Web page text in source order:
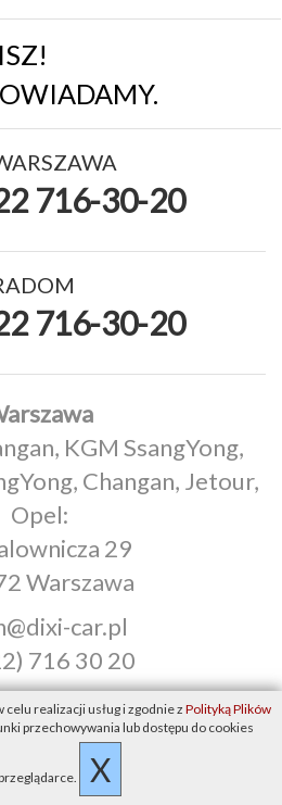
716-30-20
716-30-20
KGM SsangYong,
Changan, Jetour,
Opel:
29
Warszawa
car.pl
716 30 20
Radom
360 98 26
Radom zapraszamy
realizacji usług i zgodnie z Polityką Plików
przechowywania lub dostępu do cookies
X